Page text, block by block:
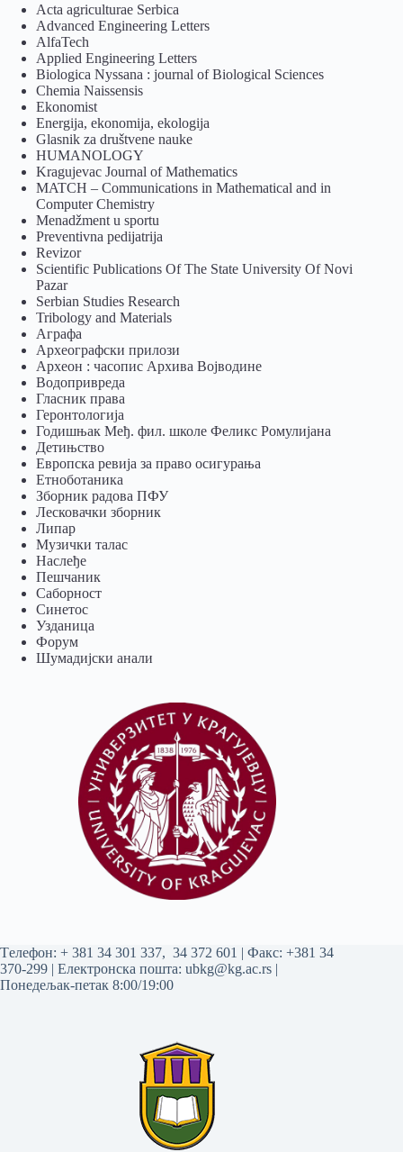
Acta agriculturae Serbica
Advanced Engineering Letters
AlfaTech
Applied Engineering Letters
Biologica Nyssana : journal of Biological Sciences
Chemia Naissensis
Ekonomist
Energija, ekonomija, ekologija
Glasnik za društvene nauke
HUMANOLOGY
Kragujevac Journal of Mathematics
MATCH – Communications in Mathematical and in
Computer Chemistry
Menadžment u sportu
Preventivna pedijatrija
Revizor
Scientific Publications Of The State University Of Novi
Pazar
Serbian Studies Research
Tribology and Materials
Аграфа
Археографски прилози
Археон : часопис Архива Војводине
Водопривреда
Гласник права
Геронтологија
Годишњак Међ. фил. школе Феликс Ромулијана
Детињство
Европска ревија за право осигурања
Eтноботаника
Зборник радова ПФУ
Лесковачки зборник
Липар
Музички талас
Наслеђе
Пешчаник
Саборност
Синетос
Узданица
Форум
Шумадијски анали
Tелефон: + 381 34 301 337, 34 372 601 | Факс: +381 34
370-299 | Електронска пошта: ubkg@kg.ac.rs |
Понедељак-петак 8:00/19:00